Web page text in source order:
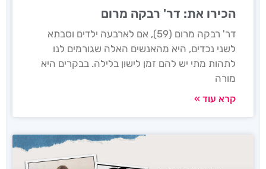
הכירו את: דר' רבקה מרום
דר' רבקה מרום (59), אם לארבעה ילדים וסבתא
לשני נכדים, היא מהאנשים האלה שגורמים לנו
לתהות מתי יש להם זמן לישון בלילה. בבקרים היא
מורה
קרא עוד »